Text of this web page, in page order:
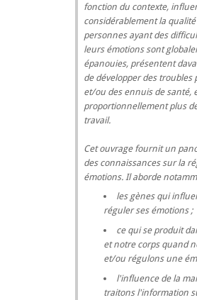
fonction du contexte,
considérablement la qualité
personnes ayant des
leurs émotions sont
épanouies, présentent
de développer des troubles
et/ou des ennuis de santé,
proportionnellement plus
travail.
Cet ouvrage fournit un
des connaissances sur la
émotions. Il aborde
les gènes qui
réguler ses émotions ;
ce qui se produit
et notre corps quand
et/ou régulons une
l'influence de la
traitons l'information